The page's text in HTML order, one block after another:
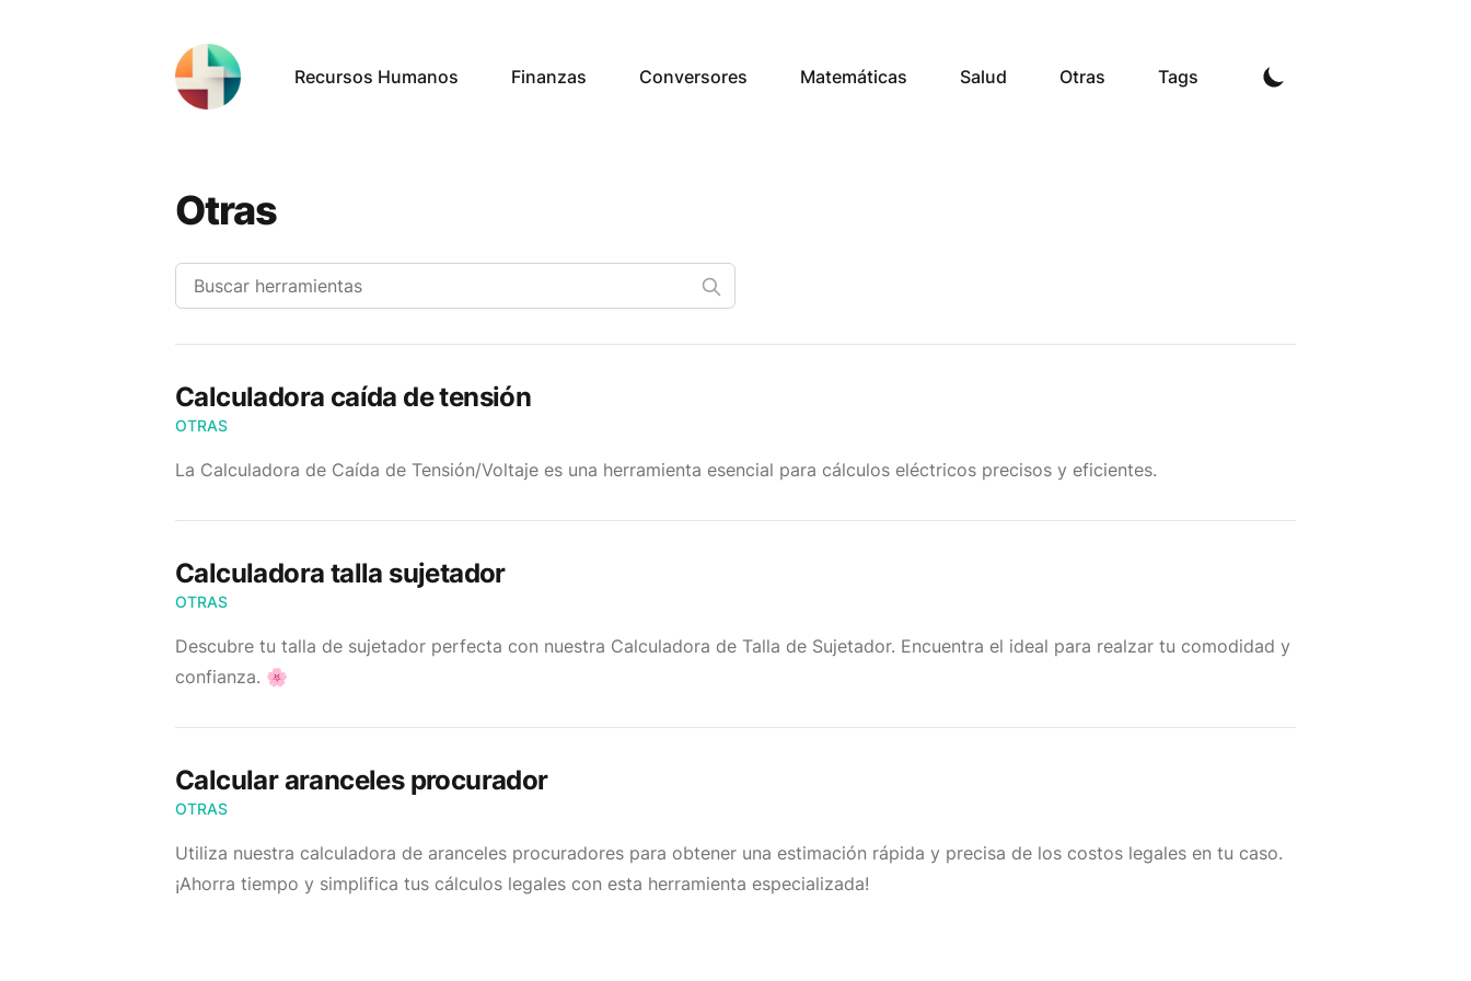
Recursos Humanos Finanzas Conversores Matemáticas Salud Otras Tags
Otras
Calculadora caída de tensión
OTRAS
La Calculadora de Caída de Tensión/Voltaje es una herramienta esencial para cálculos eléctricos precisos y eficientes.
Calculadora talla sujetador
OTRAS
Descubre tu talla de sujetador perfecta con nuestra Calculadora de Talla de Sujetador. Encuentra el ideal para realzar tu comodidad y
confianza. 🌸
Calcular aranceles procurador
OTRAS
Utiliza nuestra calculadora de aranceles procuradores para obtener una estimación rápida y precisa de los costos legales en tu caso.
¡Ahorra tiempo y simplifica tus cálculos legales con esta herramienta especializada!